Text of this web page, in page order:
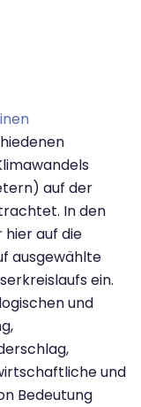
auf der
In den
auf die
ausgewählte
ein.
und
und
Bedeutung